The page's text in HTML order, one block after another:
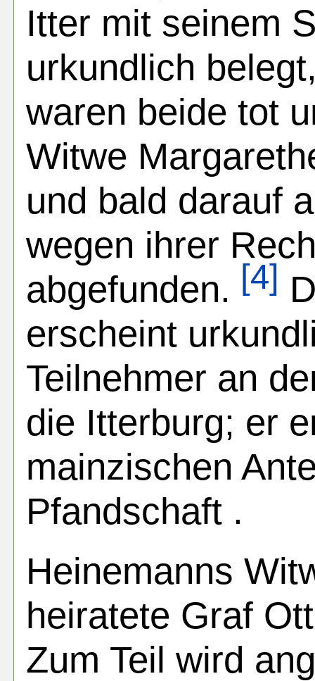
Itter mit seinem
urkundlich
waren beide tot
Witwe
und bald darauf
wegen ihrer
abgefunden. [4]
erscheint
Teilnehmer an
die Itterburg; er
mainzischen
Pfandschaft .
Heinemanns
heiratete Graf
Zum Teil wird